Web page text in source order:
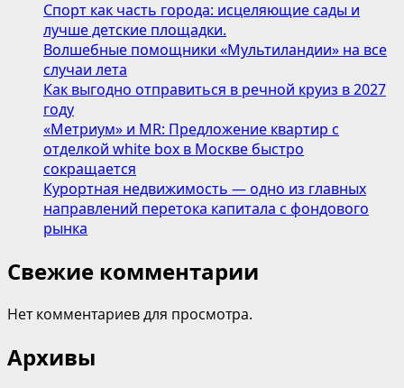
Спорт как часть города: исцеляющие сады и
лучше детские площадки.
Волшебные помощники «Мультиландии» на все
случаи лета
Как выгодно отправиться в речной круиз в 2027
году
«Метриум» и MR: Предложение квартир с
отделкой white box в Москве быстро
сокращается
Курортная недвижимость — одно из главных
направлений перетока капитала с фондового
рынка
Свежие комментарии
Нет комментариев для просмотра.
Архивы